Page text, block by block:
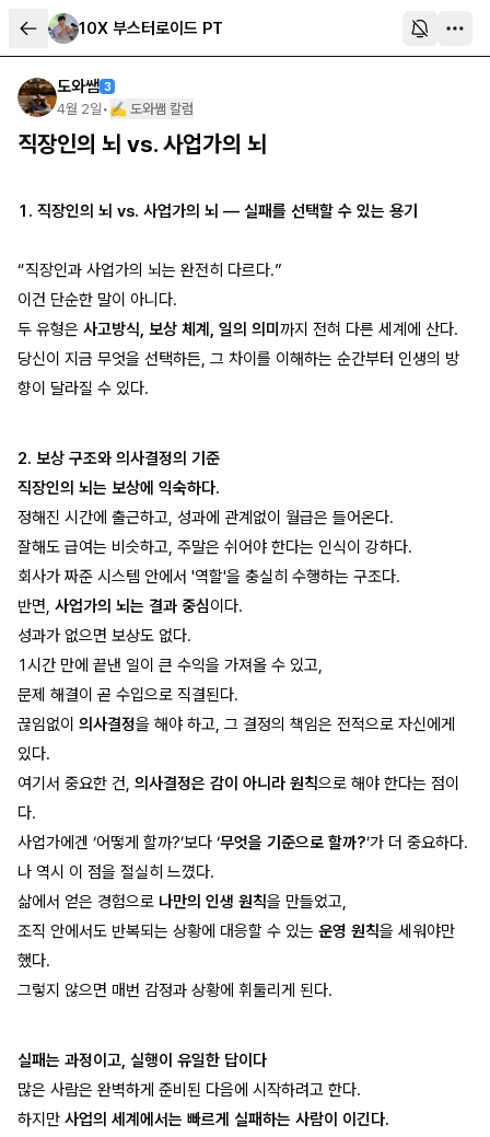
10X 부스터로이드 PT
도와쌤 3
4월 2일 • ✍️ 도와쌤 칼럼
직장인의 뇌 vs. 사업가의 뇌
1. 직장인의 뇌 vs. 사업가의 뇌 — 실패를 선택할 수 있는 용기
“직장인과 사업가의 뇌는 완전히 다르다.”
이건 단순한 말이 아니다.
두 유형은 사고방식, 보상 체계, 일의 의미 까지 전혀 다른 세계에 산다.
당신이 지금 무엇을 선택하든, 그 차이를 이해하는 순간부터 인생의 방
향이 달라질 수 있다.
2. 보상 구조와 의사결정의 기준
직장인의 뇌는 보상에 익숙하다.
정해진 시간에 출근하고, 성과에 관계없이 월급은 들어온다.
잘해도 급여는 비슷하고, 주말은 쉬어야 한다는 인식이 강하다.
회사가 짜준 시스템 안에서 '역할'을 충실히 수행하는 구조다.
반면, 사업가의 뇌는 결과 중심이다.
성과가 없으면 보상도 없다.
1시간 만에 끝낸 일이 큰 수익을 가져올 수 있고,
문제 해결이 곧 수입으로 직결된다.
끊임없이 의사결정을 해야 하고, 그 결정의 책임은 전적으로 자신에게
있다.
여기서 중요한 건, 의사결정은 감이 아니라 원칙으로 해야 한다는 점이
다.
사업가에겐 ‘어떻게 할까?’보다 ‘무엇을 기준으로 할까?’가 더 중요하다.
나 역시 이 점을 절실히 느꼈다.
삶에서 얻은 경험으로 나만의 인생 원칙을 만들었고,
조직 안에서도 반복되는 상황에 대응할 수 있는 운영 원칙을 세워야만
했다.
그렇지 않으면 매번 감정과 상황에 휘둘리게 된다.
실패는 과정이고, 실행이 유일한 답이다
많은 사람은 완벽하게 준비된 다음에 시작하려고 한다.
하지만 사업의 세계에서는 빠르게 실패하는 사람이 이긴다.